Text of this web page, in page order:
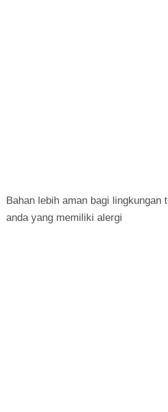
Bahan lebih aman bagi lingkungan
anda yang memiliki alergi